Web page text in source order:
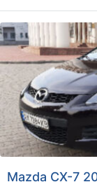
Mazda CX-7